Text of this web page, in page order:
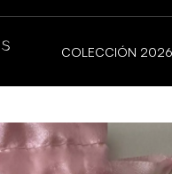
COLECCIÓN 2026